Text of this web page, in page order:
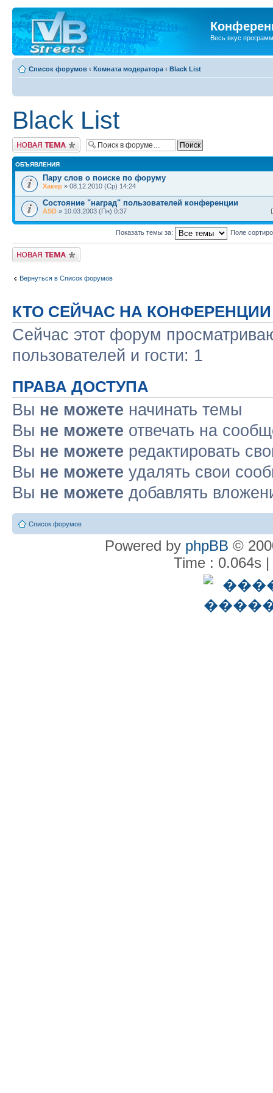
Весь вкус
Список форумов ‹ Комната модератора ‹ Black List
Black List
Новая тема
ОБЪЯВЛЕНИЯ
Пару слов о поиске по форуму
Хакер » 08.12.2010 (Ср) 14:24
Состояние "наград" пользователей конференции
ASD » 10.03.2003 (Пн) 0:37
Показать темы за: Поле
Новая тема
Вернуться в Список форумов
КТО СЕЙЧАС НА КОНФЕРЕНЦИИ
Сейчас этот форум
пользователей и гости: 1
ПРАВА ДОСТУПА
Вы не можете начинать темы
Вы не можете отвечать на
Вы не можете редактировать
Вы не можете удалять свои
Вы не можете добавлять
Список форумов
Powered by phpBB ©
Time : 0.064s